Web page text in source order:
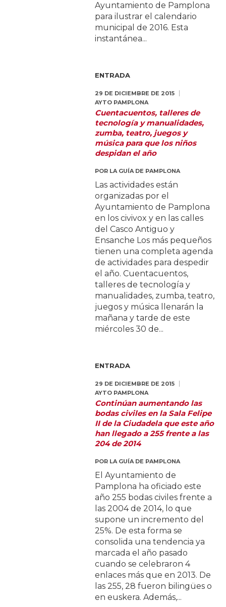
Ayuntamiento de Pamplona
para ilustrar el calendario
municipal de 2016. Esta
instantánea...
ENTRADA
29 DE DICIEMBRE DE 2015
AYTO PAMPLONA
Cuentacuentos, talleres de
tecnología y manualidades,
zumba, teatro, juegos y
música para que los niños
despidan el año
POR LA GUÍA DE PAMPLONA
Las actividades están
organizadas por el
Ayuntamiento de Pamplona
en los civivox y en las calles
del Casco Antiguo y
Ensanche Los más pequeños
tienen una completa agenda
de actividades para despedir
el año. Cuentacuentos,
talleres de tecnología y
manualidades, zumba, teatro,
juegos y música llenarán la
mañana y tarde de este
miércoles 30 de...
ENTRADA
29 DE DICIEMBRE DE 2015
AYTO PAMPLONA
Continúan aumentando las
bodas civiles en la Sala Felipe
II de la Ciudadela que este año
han llegado a 255 frente a las
204 de 2014
POR LA GUÍA DE PAMPLONA
El Ayuntamiento de
Pamplona ha oficiado este
año 255 bodas civiles frente a
las 2004 de 2014, lo que
supone un incremento del
25%. De esta forma se
consolida una tendencia ya
marcada el año pasado
cuando se celebraron 4
enlaces más que en 2013. De
las 255, 28 fueron bilingües o
en euskera. Además,...